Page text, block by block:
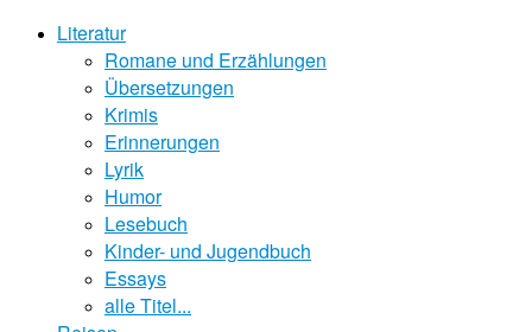
Literatur
Romane und Erzählungen
Übersetzungen
Krimis
Erinnerungen
Lyrik
Humor
Lesebuch
Kinder- und Jugendbuch
Essays
alle Titel...